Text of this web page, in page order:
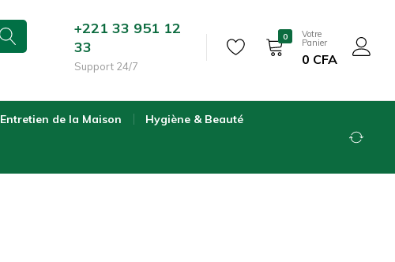
+221 33 951 12
33
Support 24/7
0 Votre
Panier
0 CFA
Entretien de la Maison Hygiène & Beauté